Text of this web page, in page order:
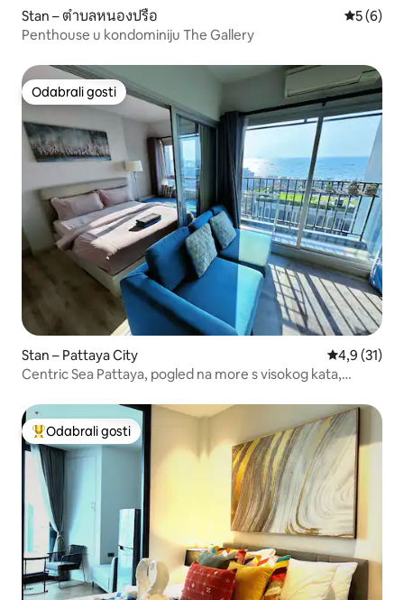
Stan – ตำบลหนองปรือ
5 (6)
Penthouse u kondominiju The Gallery
Odabrali gosti
Odabrali gosti
Stan – Pattaya City Prosječna
4,9 (31)
Centric Sea Pattaya, pogled na more s visokog kata,
terminal 21, mjesečni popust na najam
Među najviše rangiranima s oznakom „Odabrali gosti”
Odabrali gosti